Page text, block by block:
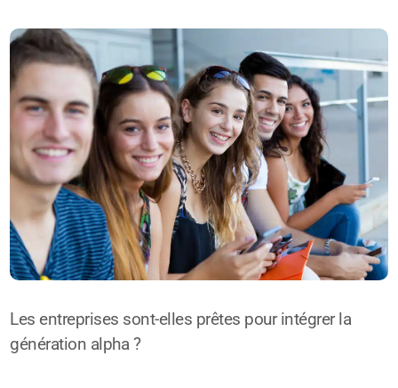
Les entreprises sont-elles prêtes pour intégrer la
génération alpha ?